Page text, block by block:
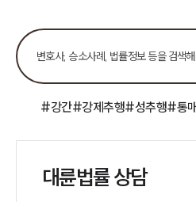
#강간#강제추행#성추행#통
대륜법률 상담